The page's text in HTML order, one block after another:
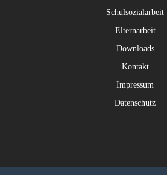
Schulsozialarbeit
Elternarbeit
Downloads
Kontakt
Impressum
Datenschutz